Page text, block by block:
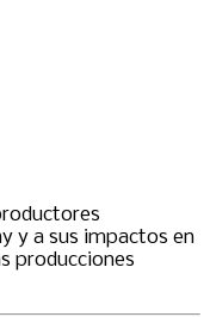
y a sus impactos en
producciones